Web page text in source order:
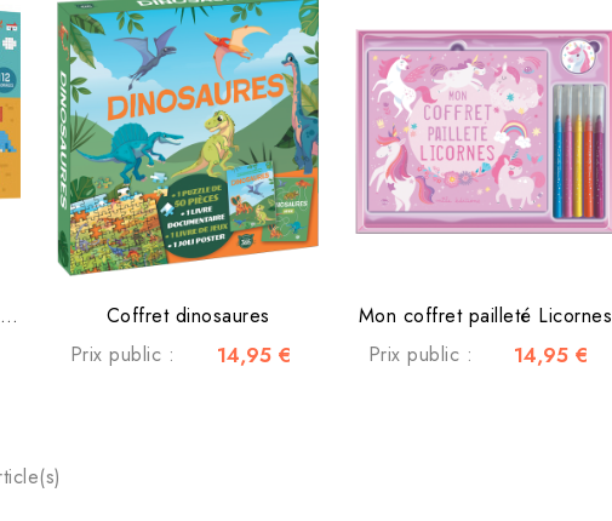
Masques et tattoos Dino + Mes grands coloriages Pixels
Coffret dinosaures
Prix public :
14,95 €
Mon coffret pailleté Licornes
Prix public :
14,95 €